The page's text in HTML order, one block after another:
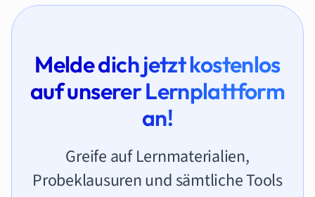
Melde dich jetzt kostenlos
auf unserer Lernplattform
an!
Greife auf Lernmaterialien,
Probeklausuren und sämtliche Tools